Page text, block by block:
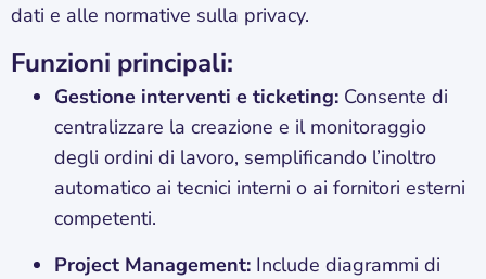
dati e alle normative sulla privacy.
Funzioni principali:
Gestione interventi e ticketing: Consente di
centralizzare la creazione e il monitoraggio
degli ordini di lavoro, semplificando l’inoltro
automatico ai tecnici interni o ai fornitori esterni
competenti.
Project Management: Include diagrammi di